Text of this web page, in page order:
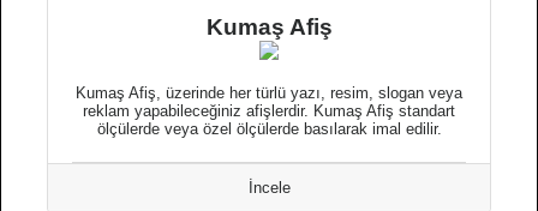
Kumaş Afiş
Kumaş Afiş, üzerinde her türlü yazı, resim, slogan veya
reklam yapabileceğiniz afişlerdir. Kumaş Afiş standart
ölçülerde veya özel ölçülerde basılarak imal edilir.
İncele